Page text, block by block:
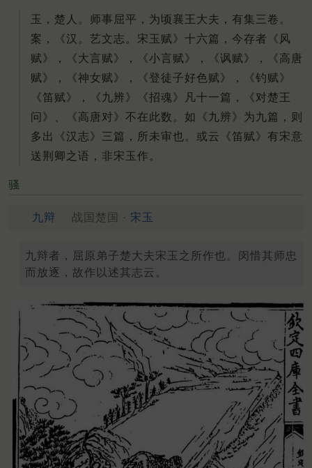
玉，楚人。师事屈平，为顷襄王大夫，有集三卷。
案，《汉。艺文志。宋玉赋》十六篇，今存者《风
赋》，《大言赋》，《小言赋》，《讽赋》，《高唐
赋》，《神女赋》，《登徒子好色赋》，《钓赋》
《笛赋》，《九辨》《招魂》凡十一篇，《对楚王
问》、《高唐对》不在此数。如《九辨》为九篇，则
多出《汉志》三篇，所未审也。或云《笛赋》有宋意
送荆卿之语，非宋玉作。
骚
九辩 战国楚国 · 宋玉
九辩者，屈原弟子楚大夫宋玉之所作也。闵惜其师忠
而放逐，故作以述其志云。